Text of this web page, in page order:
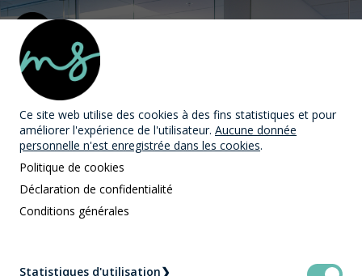
MAST Avocats
L'équipe MAST Avocats
Ce site web utilise des cookies à des fins statistiques et pour
améliorer l'expérience de l'utilisateur. Aucune donnée
personnelle n'est enregistrée dans les cookies.
Politique de cookies
Déclaration de confidentialité
Conditions générales
Statistiques d'utilisation❯